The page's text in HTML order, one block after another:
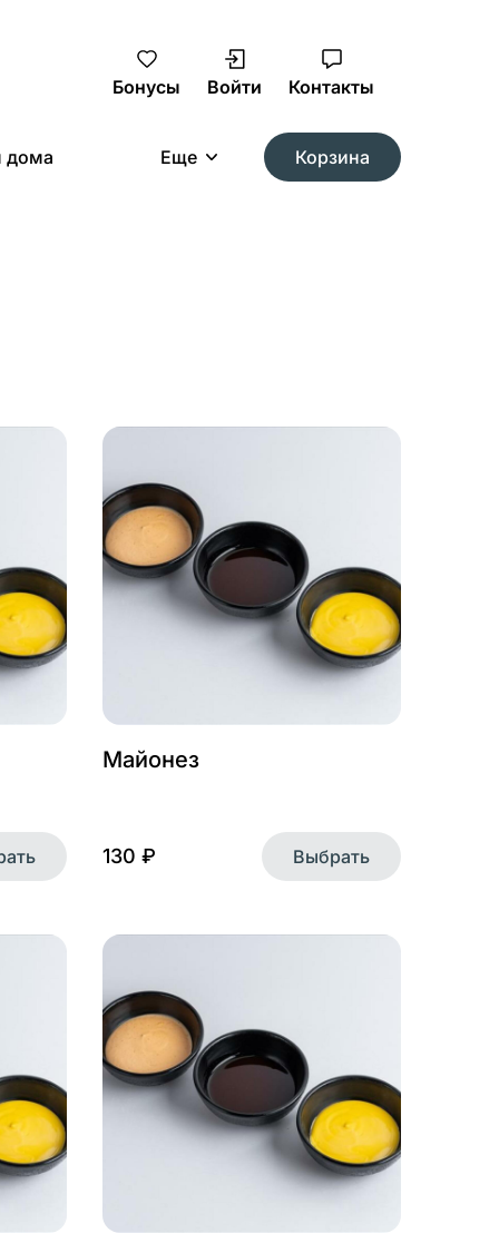
Бонусы Войти Контакты
дома Еще Корзина
Майонез
130 ₽ Выбрать
этой
над тем,
Сбор таких
инструменты